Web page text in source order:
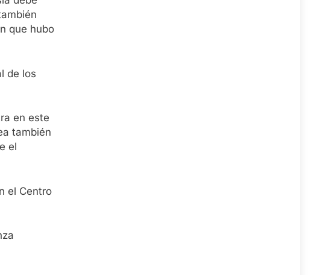
que hubo
de los
en este
también
el
el Centro